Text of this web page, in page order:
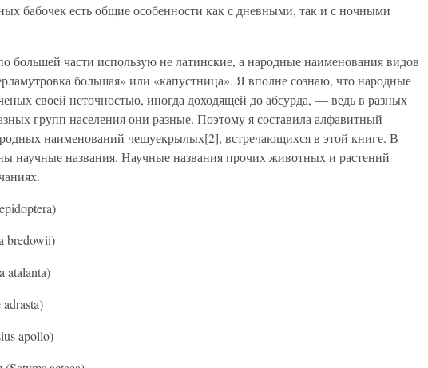
бабочек есть общие особенности как с дневными, так и с ночными
большей части использую не латинские, а народные наименования видов
большая» или «капустница». Я вполне сознаю, что народные
своей неточностью, иногда доходящей до абсурда, — ведь в разных
групп населения они разные. Поэтому я составила алфавитный
наименований чешуекрылых[2], встречающихся в этой книге. В
научные названия. Научные названия прочих животных и растений
bredowii)
atalanta)
apollo)